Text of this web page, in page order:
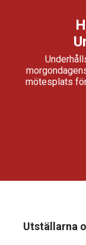
mötesplats
Utställarna